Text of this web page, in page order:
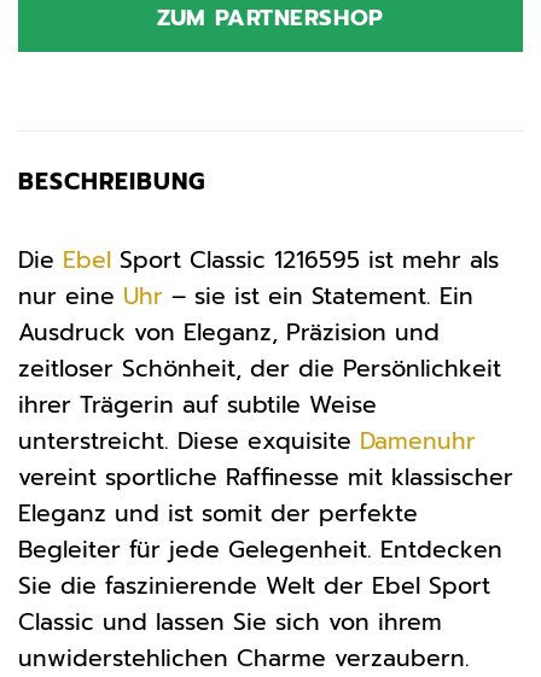
ZUM PARTNERSHOP
BESCHREIBUNG
Die Ebel Sport Classic 1216595 ist mehr als
nur eine Uhr – sie ist ein Statement. Ein
Ausdruck von Eleganz, Präzision und
zeitloser Schönheit, der die Persönlichkeit
ihrer Trägerin auf subtile Weise
unterstreicht. Diese exquisite Damenuhr
vereint sportliche Raffinesse mit klassischer
Eleganz und ist somit der perfekte
Begleiter für jede Gelegenheit. Entdecken
Sie die faszinierende Welt der Ebel Sport
Classic und lassen Sie sich von ihrem
unwiderstehlichen Charme verzaubern.